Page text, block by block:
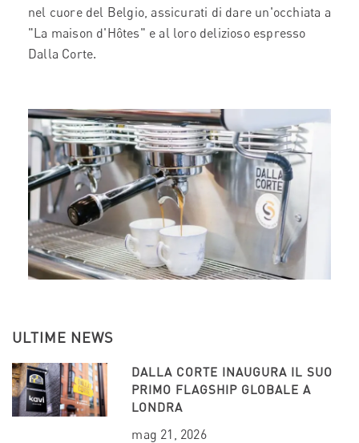
nel cuore del Belgio, assicurati di dare un'occhiata a
"La maison d'Hôtes" e al loro delizioso espresso
Dalla Corte.
ULTIME NEWS
DALLA CORTE INAUGURA IL SUO
PRIMO FLAGSHIP GLOBALE A
LONDRA
mag 21, 2026